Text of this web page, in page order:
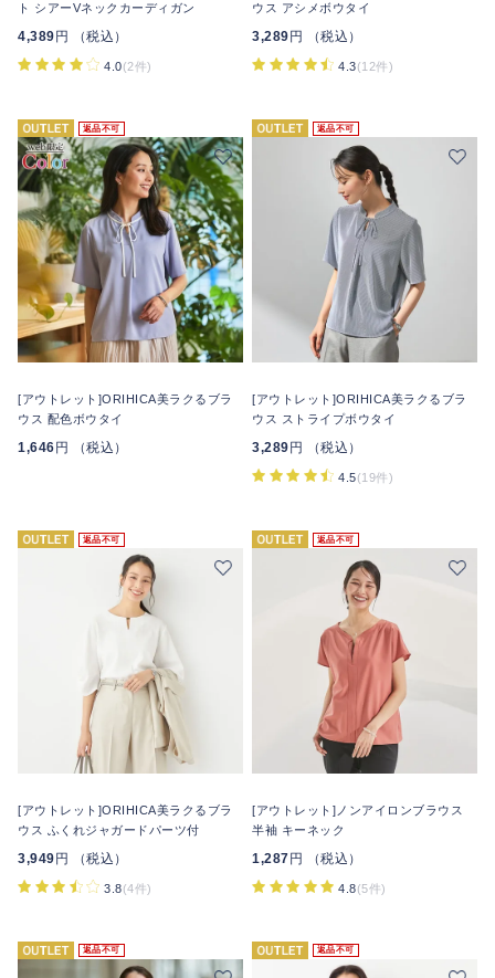
ト シアーVネックカーディガン
4,389 円 （税込）
4.0(2件)
ウス アシメボウタイ
3,289 円 （税込）
4.3(12件)
返品不可
[アウトレット]ORIHICA美ラクるブラ
ウス 配色ボウタイ
1,646 円 （税込）
返品不可
[アウトレット]ORIHICA美ラクるブラ
ウス ストライプボウタイ
3,289 円 （税込）
4.5(19件)
返品不可
[アウトレット]ORIHICA美ラクるブラ
ウス ふくれジャガードパーツ付
3,949 円 （税込）
3.8(4件)
返品不可
[アウトレット]ノンアイロンブラウス
半袖 キーネック
1,287 円 （税込）
4.8(5件)
返品不可 返品不可